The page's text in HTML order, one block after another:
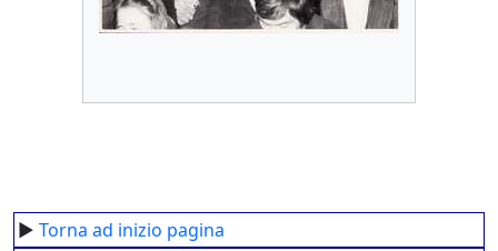
► Torna ad inizio pagina